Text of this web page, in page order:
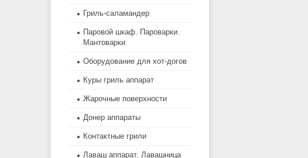
Гриль-саламандер
Паровой шкаф. Пароварки.
Мантоварки
Оборудование для хот-догов
Куры гриль аппарат
Жарочные поверхности
Донер аппараты
Контактные грили
Лаваш аппарат. Лавашница